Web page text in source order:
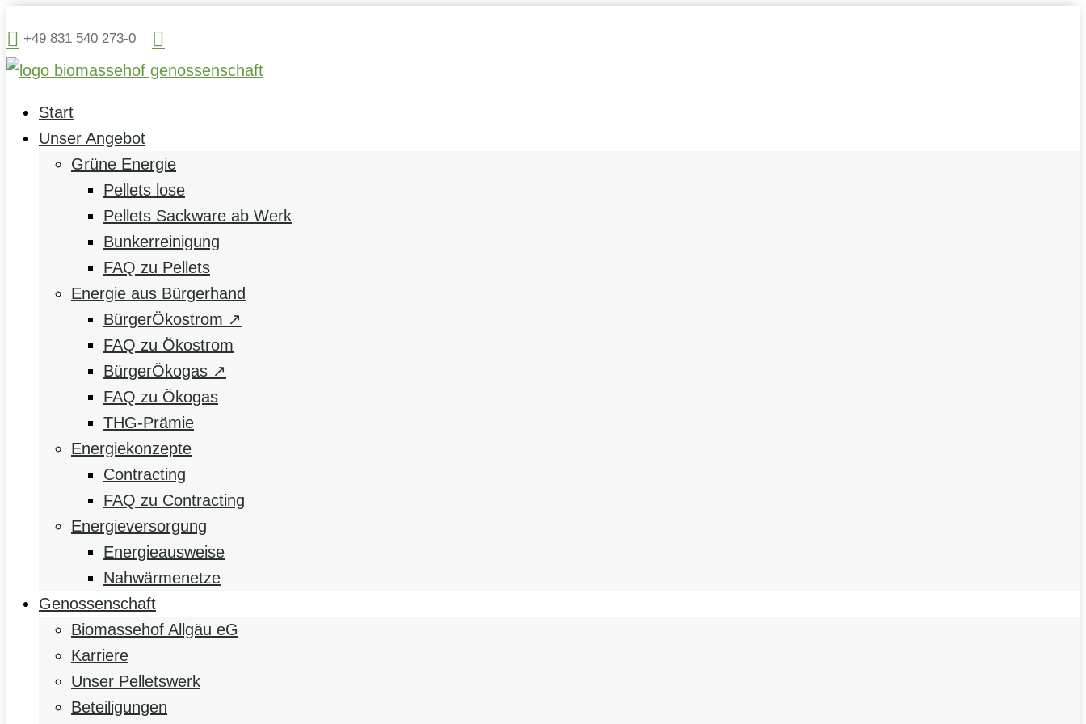
 +49 831 540 273-0 
Start
Unser Angebot
Grüne Energie
Pellets lose
Pellets Sackware ab Werk
Bunkerreinigung
FAQ zu Pellets
Energie aus Bürgerhand
BürgerÖkostrom ↗
FAQ zu Ökostrom
BürgerÖkogas ↗
FAQ zu Ökogas
THG-Prämie
Energiekonzepte
Contracting
FAQ zu Contracting
Energieversorgung
Energieausweise
Nahwärmenetze
Genossenschaft
Biomassehof Allgäu eG
Karriere
Unser Pelletswerk
Beteiligungen